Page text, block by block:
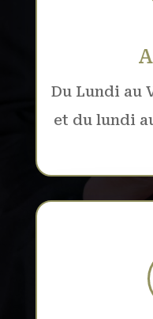
Du Lundi au
et du lundi